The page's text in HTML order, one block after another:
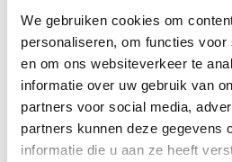
We gebruiken cookies om
personaliseren, om functies voor
en om ons websiteverkeer te
informatie over uw gebruik van
partners voor social media,
partners kunnen deze gegevens
informatie die u aan ze heeft
Geef aan tot welk domein
KIES EEN DOMEIN